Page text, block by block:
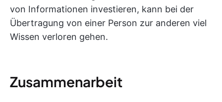
von Informationen investieren, kann bei der
Übertragung von einer Person zur anderen viel
Wissen verloren gehen.
Zusammenarbeit